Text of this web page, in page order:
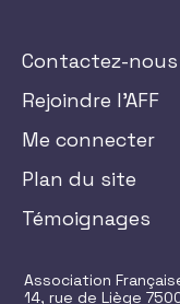
Contactez-nous
Rejoindre l'AFF
Me connecter
Plan du site
Témoignages
Association
14, rue de Liège